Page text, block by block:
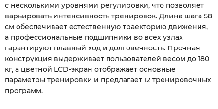
с несколькими уровнями регулировки, что позволяет
варьировать интенсивность тренировок. Длина шага 58
см обеспечивает естественную траекторию движения,
а профессиональные подшипники во всех узлах
гарантируют плавный ход и долговечность. Прочная
конструкция выдерживает пользователей весом до 180
кг, а цветной LCD-экран отображает основные
параметры тренировки и предлагает 12 тренировочных
программ.